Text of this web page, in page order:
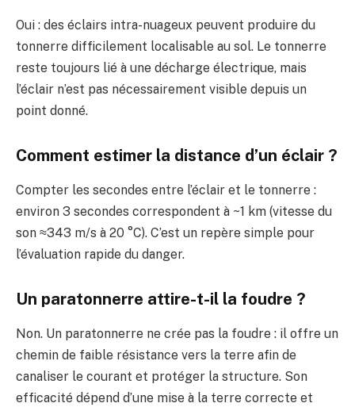
Oui : des éclairs intra-nuageux peuvent produire du
tonnerre difficilement localisable au sol. Le tonnerre
reste toujours lié à une décharge électrique, mais
l’éclair n’est pas nécessairement visible depuis un
point donné.
Comment estimer la distance d’un éclair ?
Compter les secondes entre l’éclair et le tonnerre :
environ 3 secondes correspondent à ~1 km (vitesse du
son ≈343 m/s à 20 °C). C’est un repère simple pour
l’évaluation rapide du danger.
Un paratonnerre attire-t-il la foudre ?
Non. Un paratonnerre ne crée pas la foudre : il offre un
chemin de faible résistance vers la terre afin de
canaliser le courant et protéger la structure. Son
efficacité dépend d’une mise à la terre correcte et